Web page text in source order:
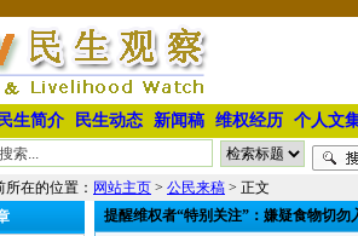
民生简介 民生动态 新闻稿 维权经历 个人文
所在的位置： 网站主页 > 公民来稿 > 正文
提醒维权者“特别关注”：嫌疑食物切勿